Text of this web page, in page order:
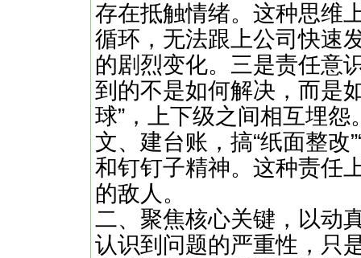
存在抵触情绪。这种思维
循环，无法跟上公司快速
的剧烈变化。三是责任意
到的不是如何解决，而是
球”，上下级之间相互埋
文、建台账，搞“纸面整改
和钉钉子精神。这种责任
的敌人。
二、聚焦核心关键，以动
认识到问题的严重性，只